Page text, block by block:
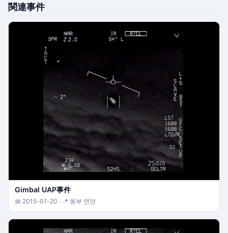
関連事件
Gimbal UAP事件
📅 2015-01-20 · 📍 동부 연안